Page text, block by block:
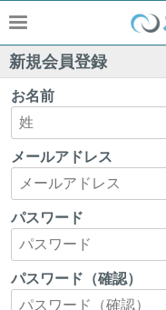
新規会員登録
お名前
メールアドレス
パスワード
パスワード（確認）